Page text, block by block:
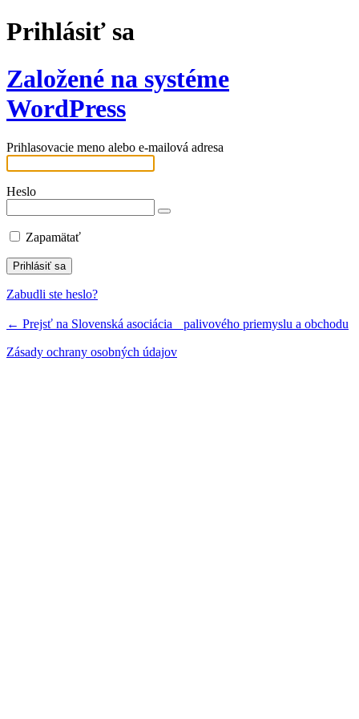
Prihlásiť sa
Založené na systéme
WordPress
Prihlasovacie meno alebo e-mailová adresa
Heslo
Zapamätať
Zabudli ste heslo?
← Prejsť na Slovenská asociácia palivového priemyslu a obchodu
Zásady ochrany osobných údajov